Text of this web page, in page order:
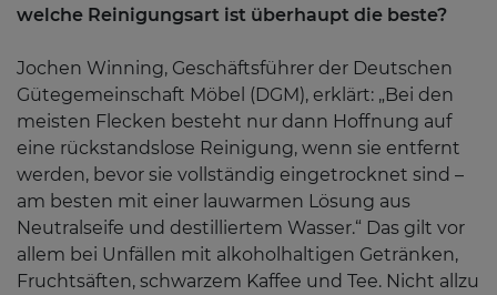
welche Reinigungsart ist überhaupt die beste?
Jochen Winning, Geschäftsführer der Deutschen
Gütegemeinschaft Möbel (DGM), erklärt: „Bei den
meisten Flecken besteht nur dann Hoffnung auf
eine rückstandslose Reinigung, wenn sie entfernt
werden, bevor sie vollständig eingetrocknet sind –
am besten mit einer lauwarmen Lösung aus
Neutralseife und destilliertem Wasser.“ Das gilt vor
allem bei Unfällen mit alkoholhaltigen Getränken,
Fruchtsäften, schwarzem Kaffee und Tee. Nicht allzu